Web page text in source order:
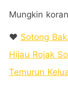
Mungkin
❤️ Sotong
Hijau Rojak
Temurun